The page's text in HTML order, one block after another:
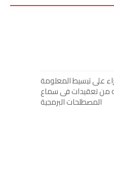
على تبسيط المعلومة
من تعقيدات فى سماع
المصطلحات البرمجية